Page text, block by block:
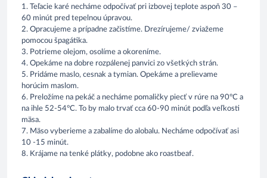
1. Teľacie karé necháme odpočívať pri izbovej teplote aspoň 30 –
60 minút pred tepelnou úpravou.
2. Opracujeme a prípadne začistíme. Drezírujeme/ zviažeme
pomocou špagátika.
3. Potrieme olejom, osolíme a okoreníme.
4. Opekáme na dobre rozpálenej panvici zo všetkých strán.
5. Pridáme maslo, cesnak a tymian. Opekáme a prelievame
horúcim maslom.
6. Preložíme na pekáč a necháme pomaličky piecť v rúre na 90°C a
na ihle 52-54°C. To by malo trvať cca 60-90 minút podľa veľkosti
mäsa.
7. Mäso vyberieme a zabalíme do alobalu. Necháme odpočívať asi
10 -15 minút.
8. Krájame na tenké plátky, podobne ako roastbeaf.